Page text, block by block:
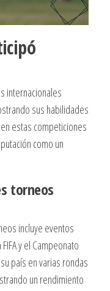
internacionales
sus habilidades
estas competiciones
como un
torneos
incluye eventos
y el Campeonato
país en varias rondas
un rendimiento